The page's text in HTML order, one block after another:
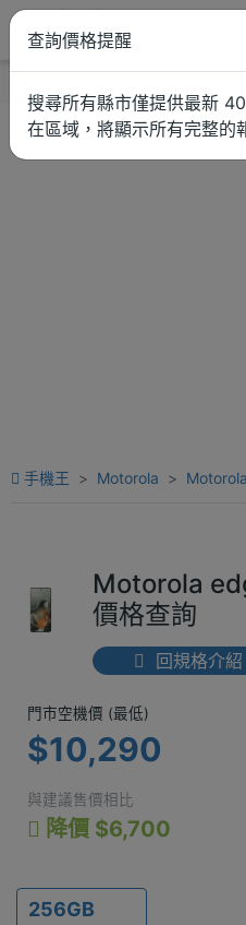
手機王 Motorola
Motorola
價格查詢
回規格介紹
門市空機價 (
門市空機價 (最低)
$10,290
與建議售價相比
降價 $6,700
256GB
查詢價格提醒
搜尋所有縣市僅提供最新
在區域，將顯示所有完整的